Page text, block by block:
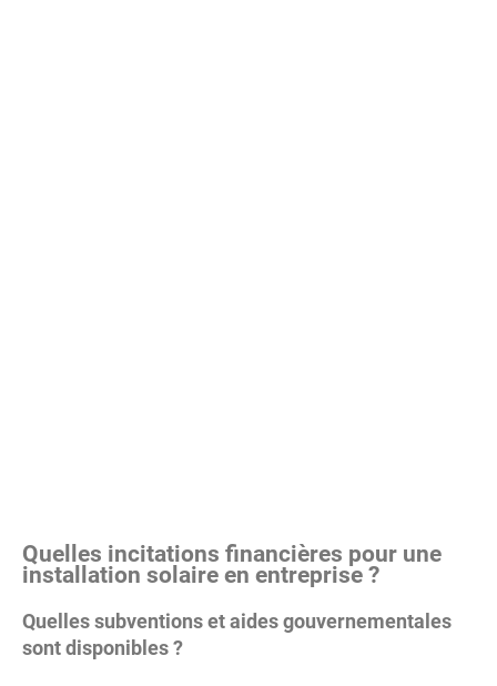
Quelles incitations financières pour une
installation solaire en entreprise ?
Quelles subventions et aides gouvernementales
sont disponibles ?